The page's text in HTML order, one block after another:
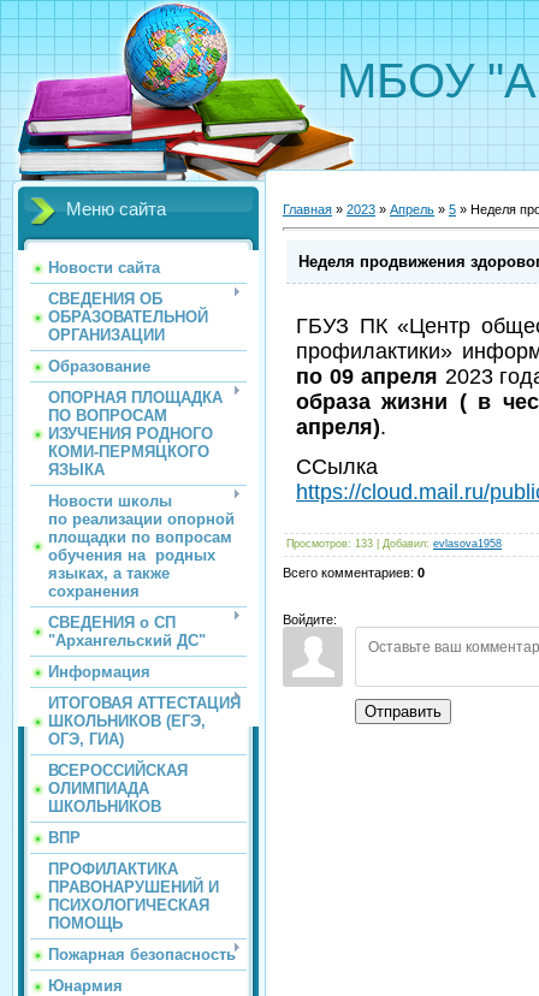
МБОУ
Меню сайта
Новости сайта
СВЕДЕНИЯ ОБ
ОБРАЗОВАТЕЛЬНОЙ
ОРГАНИЗАЦИИ
Образование
ОПОРНАЯ ПЛОЩАДКА
ПО ВОПРОСАМ
ИЗУЧЕНИЯ РОДНОГО
КОМИ-ПЕРМЯЦКОГО
ЯЗЫКА
Новости школы
по реализации опорной
площадки по вопросам
обучения на родных
языках, а также
сохранения
СВЕДЕНИЯ о СП
"Архангельский ДС"
Информация
ИТОГОВАЯ АТТЕСТАЦИЯ
ШКОЛЬНИКОВ (ЕГЭ,
ОГЭ, ГИА)
ВСЕРОССИЙСКАЯ
ОЛИМПИАДА
ШКОЛЬНИКОВ
ВПР
ПРОФИЛАКТИКА
ПРАВОНАРУШЕНИЙ И
ПСИХОЛОГИЧЕСКАЯ
ПОМОЩЬ
Пожарная безопасность
Юнармия
Главная » 2023 » Апрель » 5 » Неделя
Неделя продвижения
ГБУЗ ПК «Центр
профилактики»
по 09 апреля 2023
образа жизни ( в
апреля).
ССылка
https://cloud.mail.ru/
Просмотров: 133 Добавил: evlasova1958
Всего комментариев: 0
Войдите:
Отправить